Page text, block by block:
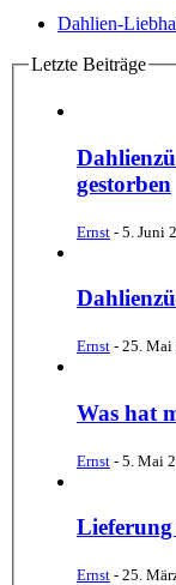
Dahlien-
Letzte Beiträge
gestorben
Ernst - 5. Juni
Ernst - 25. Mai
Was hat
Ernst - 5. Mai
Ernst - 25.